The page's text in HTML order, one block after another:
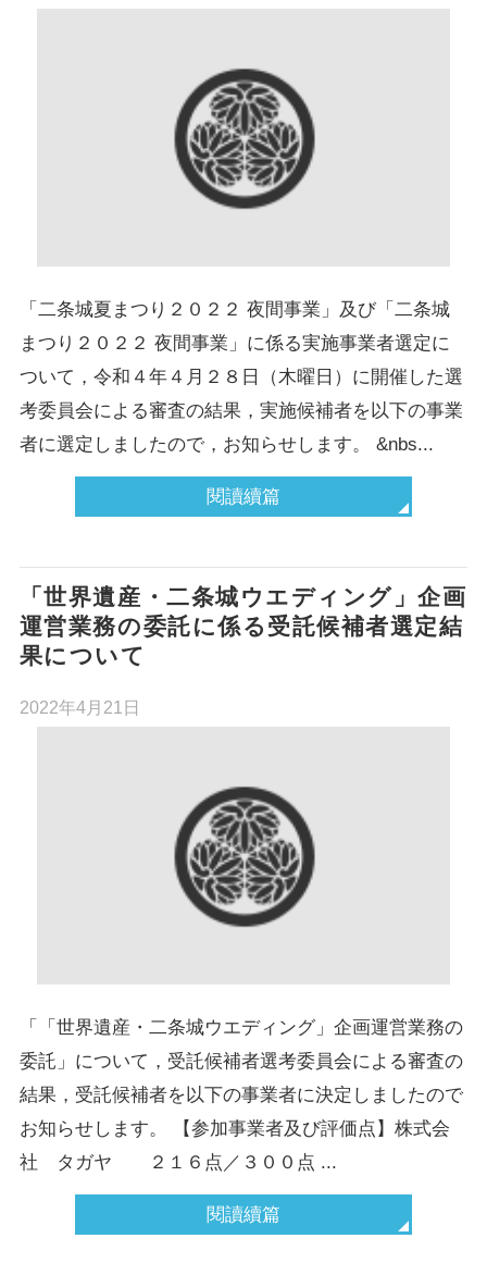
「二条城夏まつり２０２２ 夜間事業」及び「二条城
まつり２０２２ 夜間事業」に係る実施事業者選定に
ついて，令和４年４月２８日（木曜日）に開催した選
考委員会による審査の結果，実施候補者を以下の事業
者に選定しましたので，お知らせします。 &nbs...
閱讀續篇
「世界遺産・二条城ウエディング」企画
運営業務の委託に係る受託候補者選定結
果について
2022年4月21日
「「世界遺産・二条城ウエディング」企画運営業務の
委託」について，受託候補者選考委員会による審査の
結果，受託候補者を以下の事業者に決定しましたので
お知らせします。 【参加事業者及び評価点】株式会
社 タガヤ ２１６点／３００点 ...
閱讀續篇